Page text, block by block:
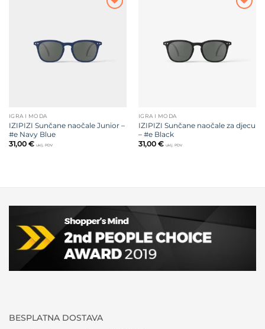
IGRA I MODA
IZIPIZI Sunčane naočale Junior –
#e Navy Blue
31,00 € uklj. PDV
IGRA I MODA
IZIPIZI Sunčane naočale za djecu
– #e Black
31,00 € uklj. PDV
BESPLATNA DOSTAVA